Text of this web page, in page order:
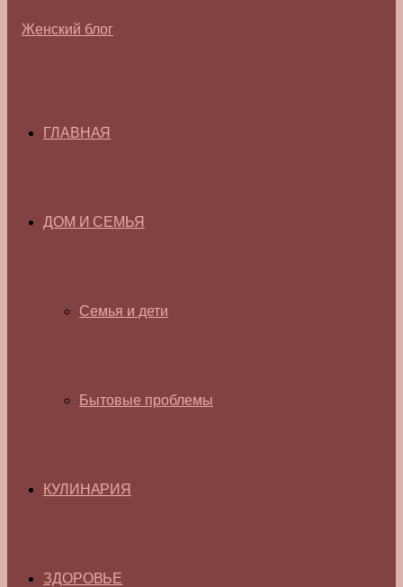
ГЛАВНАЯ
ДОМ И СЕМЬЯ
Семья и дети
Бытовые проблемы
КУЛИНАРИЯ
ЗДОРОВЬЕ